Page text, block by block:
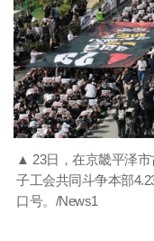
▲ 23日，在京畿平泽
子工会共同斗争本部
口号。/News1